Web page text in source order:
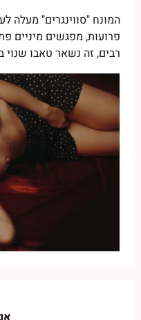
המונח "סווינגרים" מעלה
פרועות, מפגשים מיניים
רבים, זה נשאר טאבו